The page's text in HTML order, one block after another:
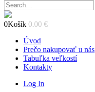
0Košík 0.00 €
Úvod
Prečo nakupovať u nás
Tabuľka veľkostí
Kontakty
Log In